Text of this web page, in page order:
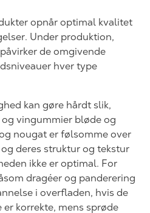
opnår optimal kvalitet
Under produktion,
de omgivende
hver type
kan gøre hårdt slik,
vingummier bløde og
nougat er følsomme over
deres struktur og tekstur
ikke er optimal. For
dragéer og panderering
i overfladen, hvis de
korrekte, mens sprøde